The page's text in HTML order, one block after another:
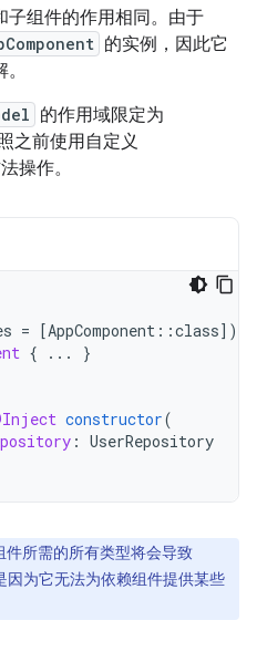
子组件的作用相同。由于
的实例，因此它
的作用域限定为
之前使用自定义
操作。
= [AppComponent ::class] )
{ ... }
constructor(
: UserRepository
件所需的所有类型将会导致
为它无法为依赖组件提供某些